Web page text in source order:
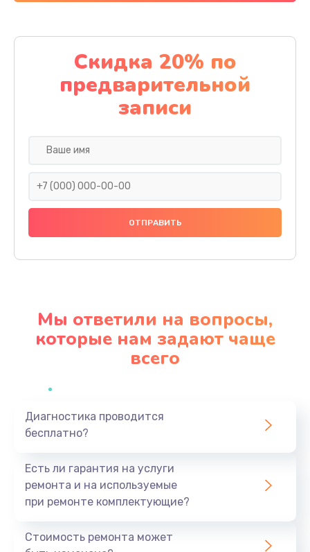
Замена материнской платы
1100 руб.
Заказать
Замена праймера
1000 руб.
Заказать
Профилактическая чистка
Заказать
1440 руб.
Скидка 20% по
предварительной
записи
Мы ответили на вопросы,
которые нам задают чаще
всего
Диагностика проводится
бесплатно?
Есть ли гарантия на услуги
ремонта и на используемые
при ремонте комплектующие?
Стоимость ремонта может